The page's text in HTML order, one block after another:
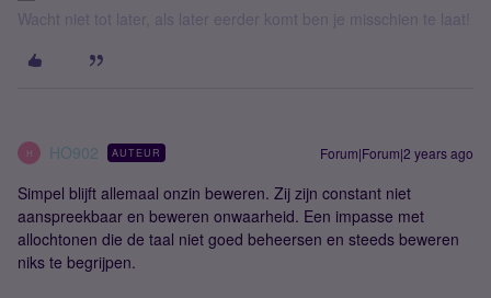
Wacht niet tot later, als later eerder komt ben je misschien te laat!
H HO902 AUTEUR Forum|Forum|2 years ago
Simpel blijft allemaal onzin beweren. Zij zijn constant niet
aanspreekbaar en beweren onwaarheid. Een impasse met
allochtonen die de taal niet goed beheersen en steeds beweren
niks te begrijpen.